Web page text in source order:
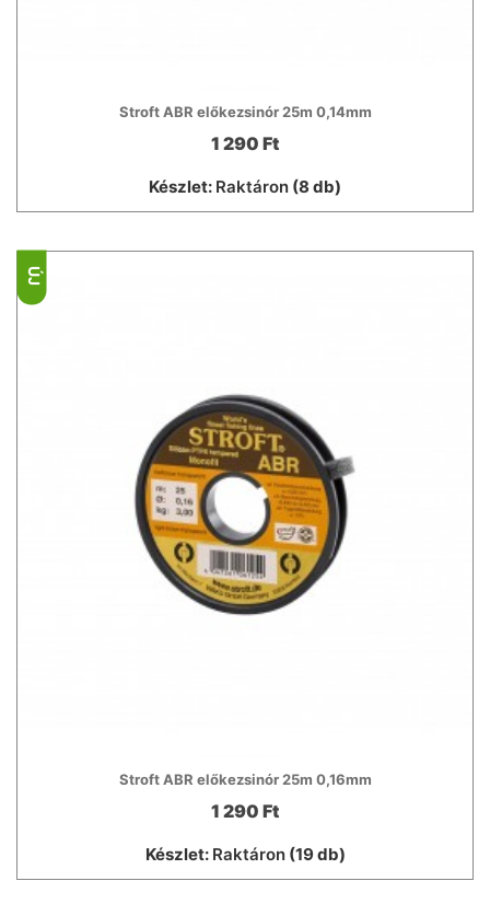
Stroft ABR előkezsinór 25m 0,14mm
1 290 Ft
Készlet: Raktáron (8 db)
Stroft ABR előkezsinór 25m 0,16mm
1 290 Ft
Készlet: Raktáron(19 db)
ÚJ